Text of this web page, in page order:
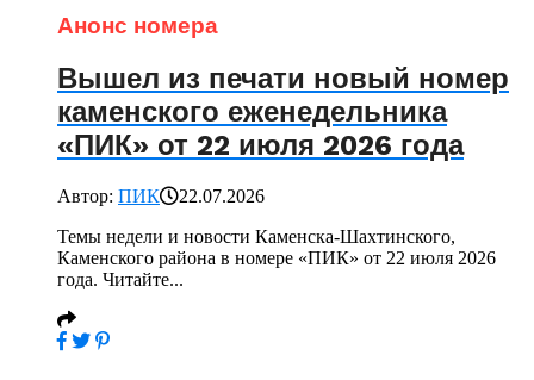
Анонс номера
Вышел из печати новый номер
каменского еженедельника
«ПИК» от 22 июля 2026 года
Автор: ПИК
22.07.2026
Темы недели и новости Каменска-Шахтинского,
Каменского района в номере «ПИК» от 22 июля 2026
года. Читайте...